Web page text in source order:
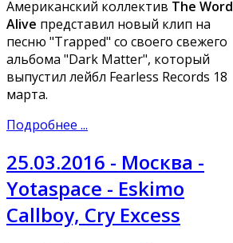
Американский коллектив The Word
Alive представил новый клип на
песню "Trapped" со своего свежего
альбома "Dark Matter", который
выпустил лейбл Fearless Records 18
марта.
Подробнее ...
25.03.2016 - Москва -
Yotaspace - Eskimo
Callboy, Cry Excess